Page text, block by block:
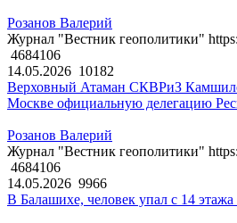
Розанов Валерий
Журнал "Вестник геополитики"
4684106
14.05.2026 10182
Верховный Атаман СКВРиЗ
Москве официальную делегацию
Розанов Валерий
Журнал "Вестник геополитики"
4684106
14.05.2026 9966
В Балашихе, человек упал с 14 этажа